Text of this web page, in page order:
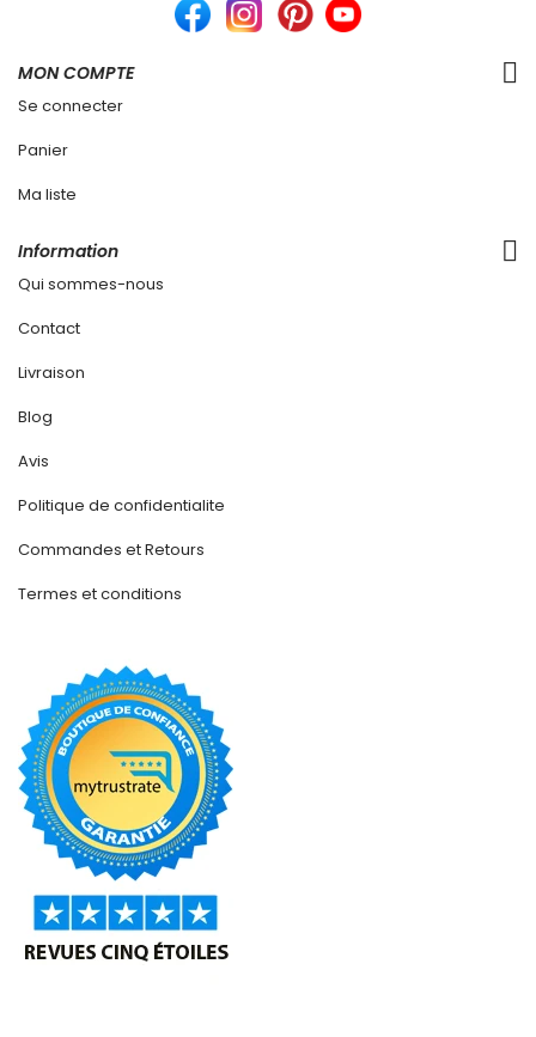
MON COMPTE
Se connecter
Panier
Ma liste
Information
Qui sommes-nous
Contact
Livraison
Blog
Avis
Politique de confidentialite
Commandes et Retours
Termes et conditions